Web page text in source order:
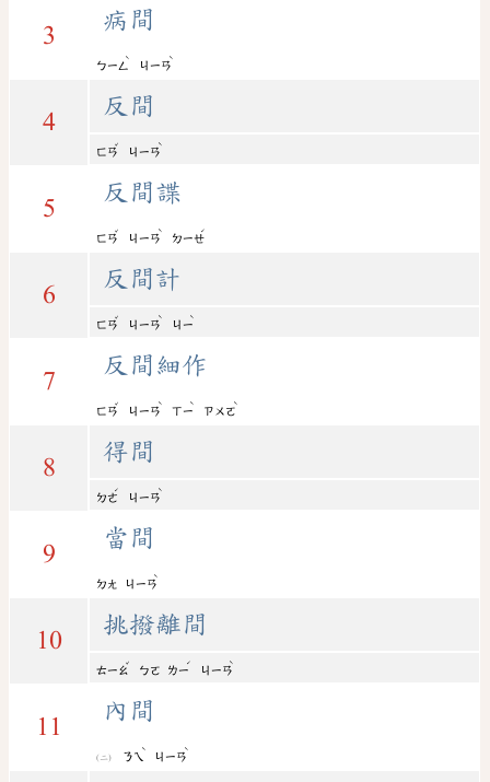
3
病間
ㄅㄧㄥ
ˋ
ㄐㄧㄢ
ˋ
4
反間
ㄈㄢ
ˇ
ㄐㄧㄢ
ˋ
5
反間諜
ㄈㄢ
ˇ
ㄐㄧㄢ
ˋ
ㄉㄧㄝ
ˊ
6
反間計
ㄈㄢ
ˇ
ㄐㄧㄢ
ˋ
ㄐㄧ
ˋ
7
反間細作
ㄈㄢ
ˇ
ㄐㄧㄢ
ˋ
ㄒㄧ
ˋ
ㄗㄨㄛ
ˋ
8
得間
ㄉㄜ
ˊ
ㄐㄧㄢ
ˋ
9
當間
ㄉㄤ ㄐㄧㄢ
ˋ
10
挑撥離間
ㄊㄧㄠ
ˇ
ㄅㄛ ㄌㄧ
ˊ
ㄐㄧㄢ
ˋ
11
內間
ㄋㄟ
ˋ
ㄐㄧㄢ
ˋ